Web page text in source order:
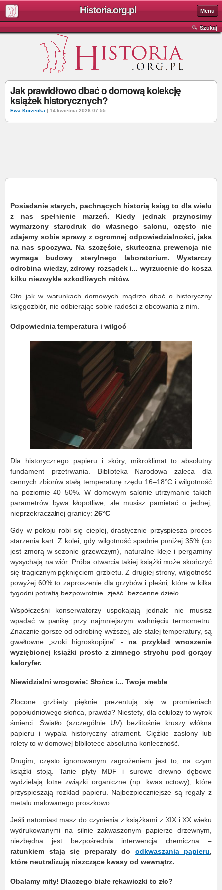
Historia.org.pl Menu
Szukaj
Jak prawidłowo dbać o domową kolekcję
książek historycznych?
Ewa Korzecka | 14 kwietnia 2026 07:55
Posiadanie starych, pachnących historią ksiąg to dla wielu
z nas spełnienie marzeń. Kiedy jednak przynosimy
wymarzony starodruk do własnego salonu, często nie
zdajemy sobie sprawy z ogromnej odpowiedzialności, jaka
na nas spoczywa. Na szczęście, skuteczna prewencja nie
wymaga budowy sterylnego laboratorium. Wystarczy
odrobina wiedzy, zdrowy rozsądek i... wyrzucenie do kosza
kilku niezwykle szkodliwych mitów.
Oto jak w warunkach domowych mądrze dbać o historyczny
księgozbiór, nie odbierając sobie radości z obcowania z nim.
Odpowiednia temperatura i wilgoć
Dla historycznego papieru i skóry, mikroklimat to absolutny
fundament przetrwania. Biblioteka Narodowa zaleca dla
cennych zbiorów stałą temperaturę rzędu 16–18°C i wilgotność
na poziomie 40–50%. W domowym salonie utrzymanie takich
parametrów bywa kłopotliwe, ale musisz pamiętać o jednej,
nieprzekraczalnej granicy: 26°C
Gdy w pokoju robi się cieplej, drastycznie przyspiesza proces
starzenia kart. Z kolei, gdy wilgotność spadnie poniżej 35% (co
jest zmorą w sezonie grzewczym), naturalne kleje i pergaminy
wysychają na wiór. Próba otwarcia takiej książki może skończyć
się tragicznym pęknięciem grzbietu. Z drugiej strony, wilgotność
powyżej 60% to zaproszenie dla grzybów i pleśni, które w kilka
tygodni potrafią bezpowrotnie „zjeść” bezcenne dzieło.
Współcześni konserwatorzy uspokajają jednak: nie musisz
wpadać w panikę przy najmniejszym wahnięciu termometru.
Znacznie gorsze od odrobinę wyższej, ale stałej temperatury, są
gwałtowne „szoki higroskopijne” - na przykład wnoszenie
wyziębionej książki prosto z zimnego strychu pod gorący
kaloryfer.
Niewidzialni wrogowie: Słońce i... Twoje meble
Złocone grzbiety pięknie prezentują się w promieniach
popołudniowego słońca, prawda? Niestety, dla celulozy to wyrok
śmierci. Światło (szczególnie UV) bezlitośnie kruszy włókna
papieru i wypala historyczny atrament. Ciężkie zasłony lub
rolety to w domowej bibliotece absolutna konieczność.
Drugim, często ignorowanym zagrożeniem jest to, na czym
książki stoją. Tanie płyty MDF i surowe drewno dębowe
wydzielają lotne związki organiczne (np. kwas octowy), które
przyspieszają rozkład papieru. Najbezpieczniejsze są regały z
metalu malowanego proszkowo.
Jeśli natomiast masz do czynienia z książkami z XIX i XX wieku
wydrukowanymi na silnie zakwaszonym papierze drzewnym,
niezbędna jest bezpośrednia interwencja chemiczna –
ratunkiem stają się preparaty do odkwaszania papieru,
które neutralizują niszczące kwasy od wewnątrz.
Obalamy mity! Dlaczego białe rękawiczki to zło?